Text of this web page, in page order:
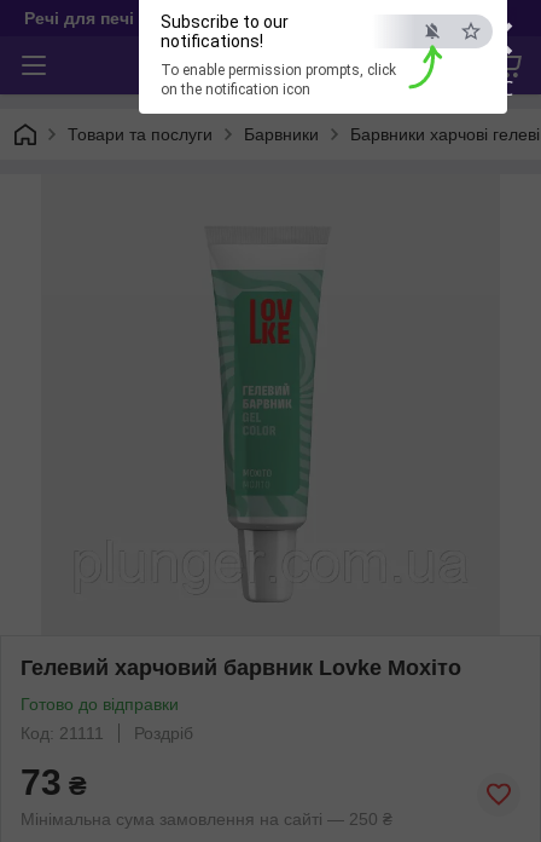
×
ESC
Subscribe to our
notifications!
To enable permission prompts, click
on the notification icon
Речі для печі
Товари та послуги Барвники Барвники харчові гелеві
Гелевий харчовий барвник Lovke Мохіто
Готово до відправки
Код: 21111
Роздріб
73 ₴
Мінімальна сума замовлення на сайті — 250 ₴